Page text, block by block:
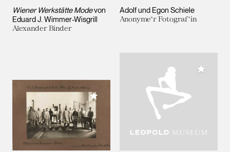
Wiener Werkstätte Modevon
Eduard J. Wimmer-Wisgrill
Alexander Binder
Adolf und Egon Schiele
Anonyme*r Fotograf*in
Meiner Sammlung hinzufügen
Meiner